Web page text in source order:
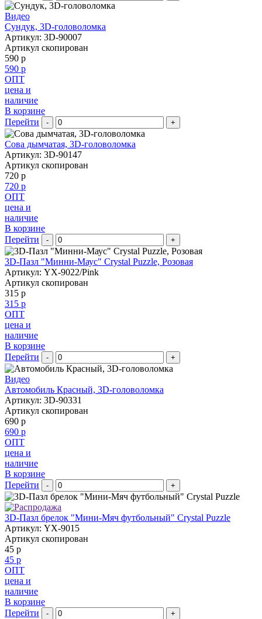
Видео
Сундук, 3D-головоломка
Артикул: 3D-90007
Артикул скопирован
590 р
590 р
ОПТ
цена и
наличие
В корзине
Перейти
- +
Сова дымчатая, 3D-головоломка
Артикул: 3D-90147
Артикул скопирован
720 р
720 р
ОПТ
цена и
наличие
В корзине
Перейти
- +
3D-Пазл "Минни-Маус" Crystal Puzzle, Розовая
Артикул: YX-9022/Pink
Артикул скопирован
315 р
315 р
ОПТ
цена и
наличие
В корзине
Перейти
- +
Видео
Автомобиль Красный, 3D-головоломка
Артикул: 3D-90331
Артикул скопирован
690 р
690 р
ОПТ
цена и
наличие
В корзине
Перейти
- +
3D-Пазл брелок "Мини-Мяч футбольный" Crystal Puzzle
Артикул: YX-9015
Артикул скопирован
45 р
45 р
ОПТ
цена и
наличие
В корзине
Перейти
- +